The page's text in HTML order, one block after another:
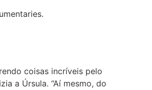
coisas incríveis pelo
a Úrsula. “Aí mesmo, do